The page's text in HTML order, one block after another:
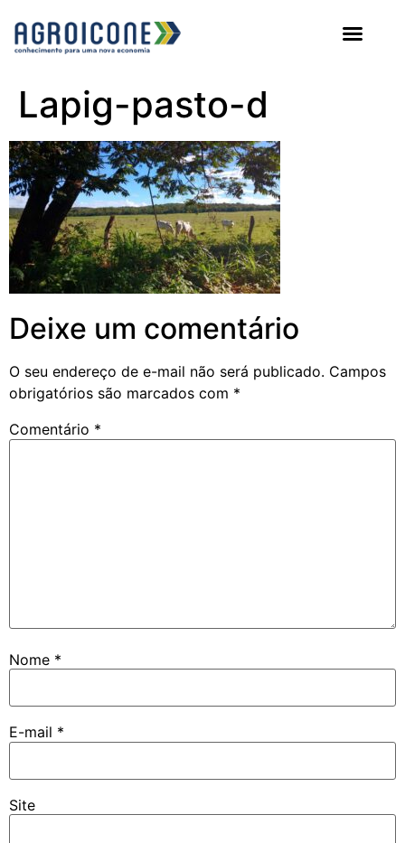
Lapig-pasto-d
Deixe um comentário
O seu endereço de e-mail não será publicado. Campos
obrigatórios são marcados com *
Comentário *
Nome *
E-mail *
Site